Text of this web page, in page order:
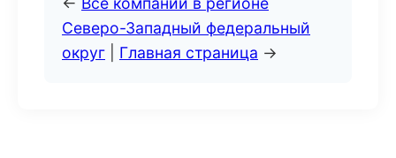
Северо-Западный федеральный
округ
Главная страница →